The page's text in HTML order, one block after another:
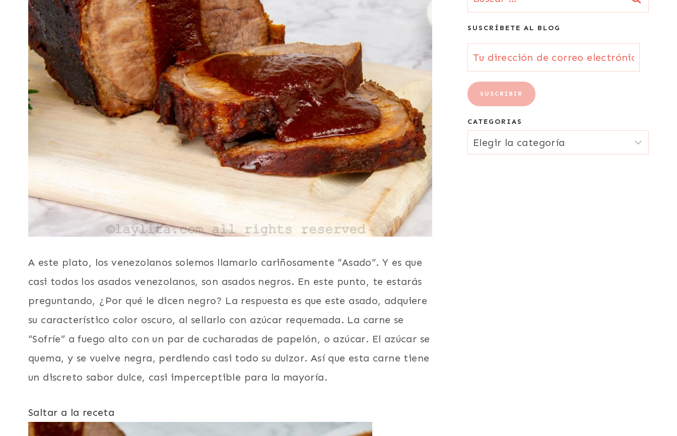
A este plato, los venezolanos solemos llamarlo cariñosamente “Asado”. Y es que
casi todos los asados venezolanos, son asados negros. En este punto, te estarás
preguntando, ¿Por qué le dicen negro? La respuesta es que este asado, adquiere
su característico color oscuro, al sellarlo con azúcar requemada. La carne se
“Sofríe” a fuego alto con un par de cucharadas de papelón, o azúcar. El azúcar se
quema, y se vuelve negra, perdiendo casi todo su dulzor. Así que esta carne tiene
un discreto sabor dulce, casi imperceptible para la mayoría.
Saltar a la receta
SUSCRÍBETE AL BLOG
Tu
dirección
de
correo
electrónico
{Email}
SUSCRIBIR
CATEGORIAS
CATEGORIAS